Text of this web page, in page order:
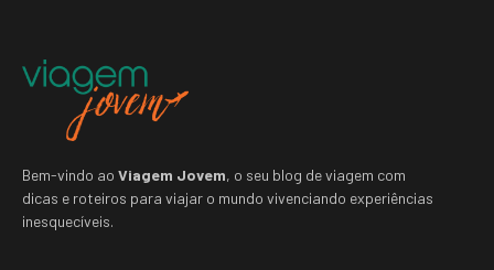
Bem-vindo ao Viagem Jovem, o seu blog de viagem com
dicas e roteiros para viajar o mundo vivenciando experiências
inesquecíveis.